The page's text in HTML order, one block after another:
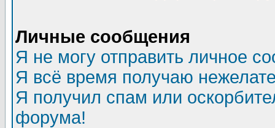
Личные сообщения
Я не могу отправить личное
Я всё время получаю
Я получил спам или
форума!